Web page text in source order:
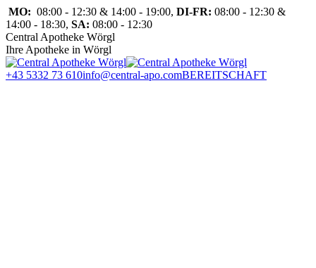
Zum
Inhalt
springen
MO: 08:00 - 12:30 & 14:00 - 19:00, DI-FR: 08:00 - 12:30 &
14:00 - 18:30, SA: 08:00 - 12:30
Central Apotheke Wörgl
Ihre Apotheke in Wörgl
+43 5332 73 610info@central-apo.comBEREITSCHAFT